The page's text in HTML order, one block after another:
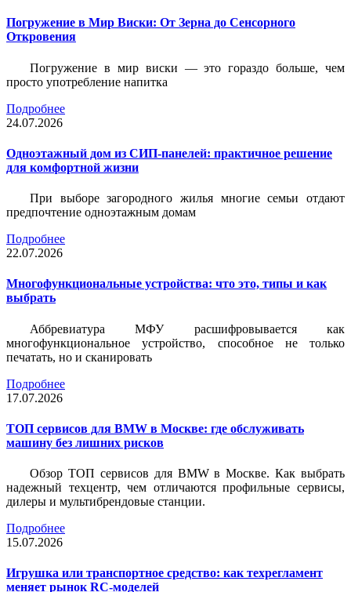
Погружение в Мир Виски: От Зерна до Сенсорного
Откровения
Погружение в мир виски — это гораздо больше, чем
просто употребление напитка
Подробнее
24.07.2026
Одноэтажный дом из СИП-панелей: практичное решение
для комфортной жизни
При выборе загородного жилья многие семьи отдают
предпочтение одноэтажным домам
Подробнее
22.07.2026
Многофункциональные устройства: что это, типы и как
выбрать
Аббревиатура МФУ расшифровывается как
многофункциональное устройство, способное не только
печатать, но и сканировать
Подробнее
17.07.2026
ТОП сервисов для BMW в Москве: где обслуживать
машину без лишних рисков
Обзор ТОП сервисов для BMW в Москве. Как выбрать
надежный техцентр, чем отличаются профильные сервисы,
дилеры и мультибрендовые станции.
Подробнее
15.07.2026
Игрушка или транспортное средство: как техрегламент
меняет рынок RC-моделей